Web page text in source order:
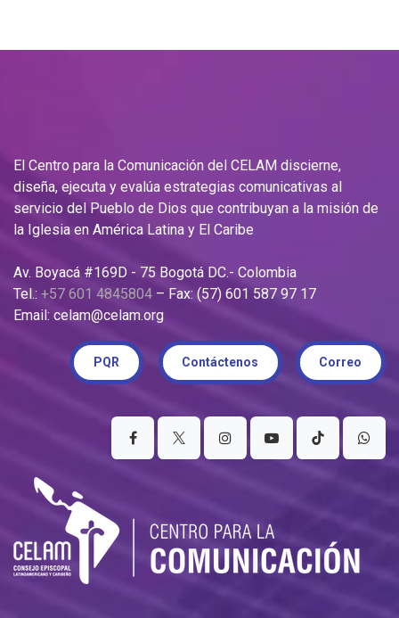
El Centro para la Comunicación del CELAM discierne,
diseña, ejecuta y evalúa estrategias comunicativas al
servicio del Pueblo de Dios que contribuyan a la misión de
la Iglesia en América Latina y El Caribe
Av. Boyacá #169D - 75 Bogotá DC.- Colombia
Tel.: +57 601 4845804 – Fax: (57) 601 587 97 17
Email: celam@celam.org
PQR Contáctenos Correo